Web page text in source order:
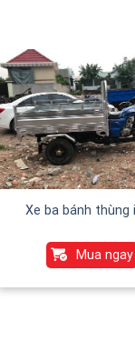
Xe ba bánh thùng
Mua ngay